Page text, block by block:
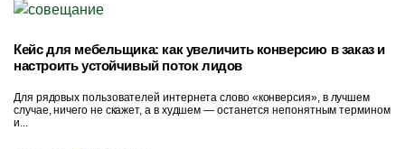
Кейс для мебельщика: как увеличить конверсию в заказ и
настроить устойчивый поток лидов
Для рядовых пользователей интернета слово «конверсия», в лучшем
случае, ничего не скажет, а в худшем — останется непонятным термином
и...